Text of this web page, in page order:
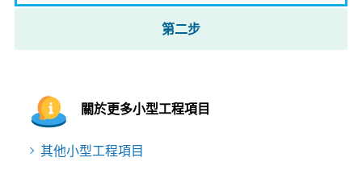
第二步
關於更多小型工程項目
其他小型工程項目